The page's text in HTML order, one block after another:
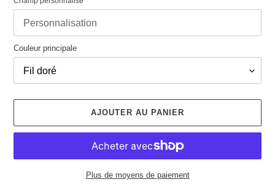
Couleur principale
AJOUTER AU PANIER
Plus de moyens de paiement